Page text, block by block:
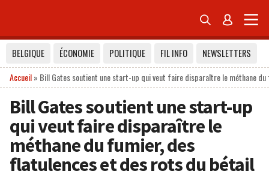
 
BELGIQUE ÉCONOMIE POLITIQUE FIL INFO
NEWSLETTERS
Accueil» Bill Gates soutient une start-up qui veut faire disparaître le méthane
Bill Gates soutient une start-up
qui veut faire disparaître le
méthane du fumier, des
flatulences et des rots du bétail